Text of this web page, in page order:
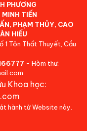
PHƯƠNG
MINH TIẾN
PHẠM THỦY, CAO
HIẾU
1 Tôn Thất Thuyết, Cầu
- Hòm thư:
Khoa học:
hành từ Website này.